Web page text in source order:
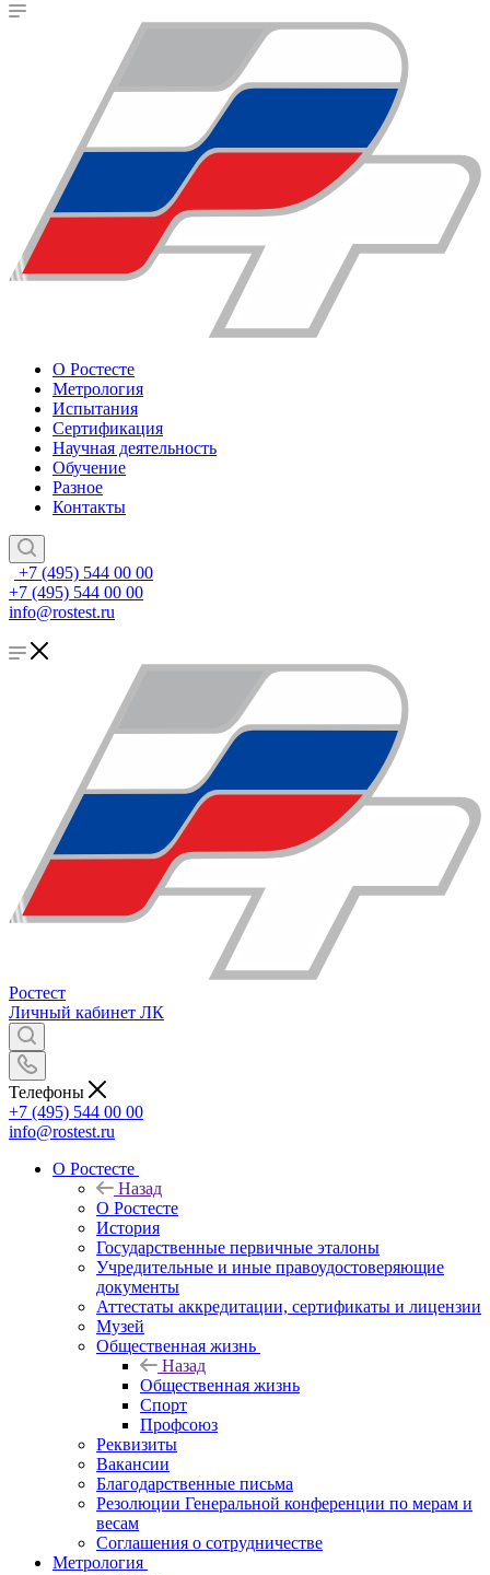
О Ростесте
Метрология
Испытания
Сертификация
Научная деятельность
Обучение
Разное
Контакты
+7 (495) 544 00 00
+7 (495) 544 00 00
info@rostest.ru
Ростест
Личный кабинет ЛК
Телефоны
+7 (495) 544 00 00
info@rostest.ru
О Ростесте
Назад
О Ростесте
История
Государственные первичные эталоны
Учредительные и иные правоудостоверяющие
документы
Аттестаты аккредитации, сертификаты и лицензии
Музей
Общественная жизнь
Назад
Общественная жизнь
Спорт
Профсоюз
Реквизиты
Вакансии
Благодарственные письма
Резолюции Генеральной конференции по мерам и
весам
Соглашения о сотрудничестве
Метрология